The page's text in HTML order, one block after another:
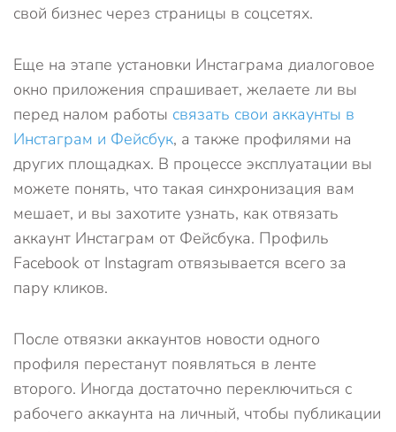
свой бизнес через страницы в соцсетях.
Еще на этапе установки Инстаграма диалоговое
окно приложения спрашивает, желаете ли вы
перед налом работы связать свои аккаунты в
Инстаграм и Фейсбук, а также профилями на
других площадках. В процессе эксплуатации вы
можете понять, что такая синхронизация вам
мешает, и вы захотите узнать, как отвязать
аккаунт Инстаграм от Фейсбука. Профиль
Facebook от Instagram отвязывается всего за
пару кликов.
После отвязки аккаунтов новости одного
профиля перестанут появляться в ленте
второго. Иногда достаточно переключиться с
рабочего аккаунта на личный, чтобы публикации